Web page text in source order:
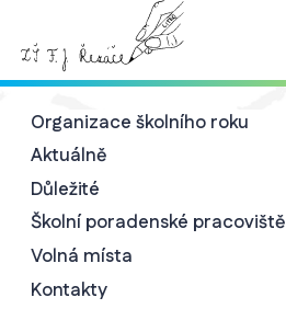
Organizace školního roku
Aktuálně
Důležité
Školní poradenské pracoviště
Volná místa
Kontakty